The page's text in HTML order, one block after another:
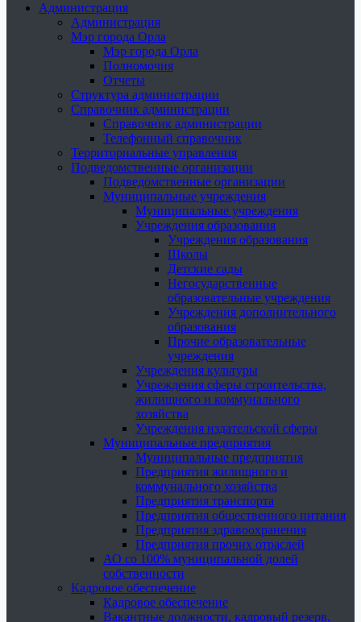
Администрация
Администрация
Мэр города Орла
Мэр города Орла
Полномочия
Отчеты
Структура администрации
Справочник администрации
Справочник администрации
Телефонный справочник
Территориальные управления
Подведомственные организации
Подведомственные организации
Муниципальные учреждения
Муниципальные учреждения
Учреждения образования
Учреждения образования
Школы
Детские сады
Негосударственные
образовательные учреждения
Учреждения дополнительного
образования
Прочие образовательные
учреждения
Учреждения культуры
Учреждения сферы строительства,
жилищного и коммунального
хозяйства
Учреждения издательской сферы
Муниципальные предприятия
Муниципальные предприятия
Предприятия жилищного и
коммунального хозяйства
Предприятия транспорта
Предприятия общественного питания
Предприятия здравоохранения
Предприятия прочих отраслей
АО со 100% муниципальной долей
собственности
Кадровое обеспечение
Кадровое обеспечение
Вакантные должности, кадровый резерв,